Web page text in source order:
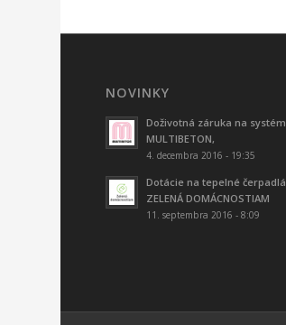
NOVINKY
Doživotná záruka na systém
MULTIBETON,
4. decembra 2016 - 19:35
Dotácie na tepelné čerpadlá
ZELENÁ DOMÁCNOSTIAM
11. septembra 2016 - 8:09